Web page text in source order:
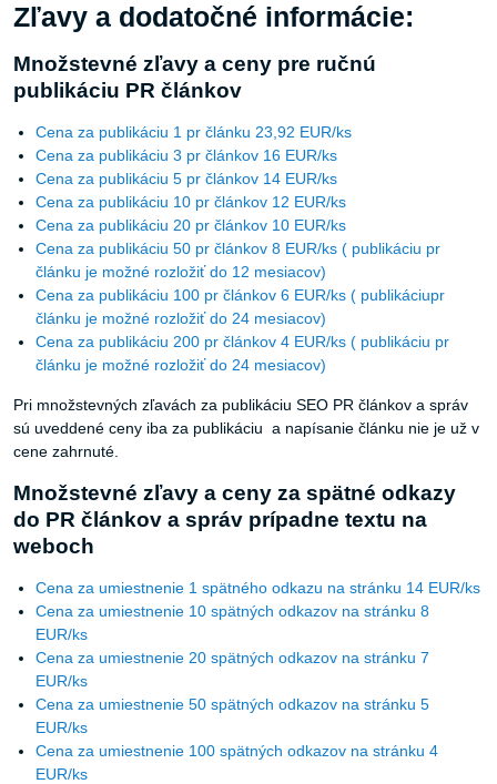
Zľavy a dodatočné informácie:
Množstevné zľavy a ceny pre ručnú
publikáciu PR článkov
Cena za publikáciu 1 pr článku 23,92 EUR/ks
Cena za publikáciu 3 pr článkov 16 EUR/ks
Cena za publikáciu 5 pr článkov 14 EUR/ks
Cena za publikáciu 10 pr článkov 12 EUR/ks
Cena za publikáciu 20 pr článkov 10 EUR/ks
Cena za publikáciu 50 pr článkov 8 EUR/ks ( publikáciu pr
článku je možné rozložiť do 12 mesiacov)
Cena za publikáciu 100 pr článkov 6 EUR/ks ( publikáciupr
článku je možné rozložiť do 24 mesiacov)
Cena za publikáciu 200 pr článkov 4 EUR/ks ( publikáciu pr
článku je možné rozložiť do 24 mesiacov)
Pri množstevných zľavách za publikáciu SEO PR článkov a správ
sú uveddené ceny iba za publikáciu a napísanie článku nie je už v
cene zahrnuté.
Množstevné zľavy a ceny za spätné odkazy
do PR článkov a správ prípadne textu na
weboch
Cena za umiestnenie 1 spätného odkazu na stránku 14 EUR/ks
Cena za umiestnenie 10 spätných odkazov na stránku 8
EUR/ks
Cena za umiestnenie 20 spätných odkazov na stránku 7
EUR/ks
Cena za umiestnenie 50 spätných odkazov na stránku 5
EUR/ks
Cena za umiestnenie 100 spätných odkazov na stránku 4
EUR/ks